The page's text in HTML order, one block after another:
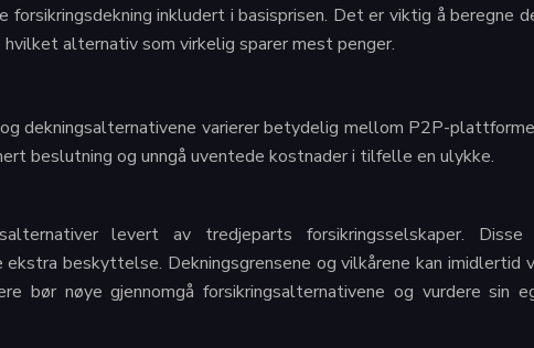
inkludert i basisprisen. Det er viktig å beregne
alternativ som virkelig sparer mest penger.
dekningsalternativene varierer betydelig mellom P2P-
beslutning og unngå uventede kostnader i tilfelle en ulykke.
levert av tredjeparts forsikringsselskaper. Disse
ekstra beskyttelse. Dekningsgrensene og vilkårene kan
bør nøye gjennomgå forsikringsalternativene og vurdere sin